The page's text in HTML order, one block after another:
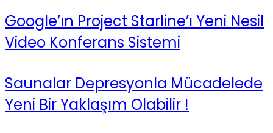
Google’ın Project Starline’ı Yeni Nesil
Video Konferans Sistemi
Saunalar Depresyonla Mücadelede
Yeni Bir Yaklaşım Olabilir !